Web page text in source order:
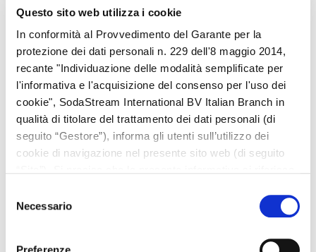
Questo sito web utilizza i cookie
In conformità al Provvedimento del Garante per la
protezione dei dati personali n. 229 dell'8 maggio 2014,
recante "Individuazione delle modalità semplificate per
l'informativa e l'acquisizione del consenso per l'uso dei
cookie", SodaStream International BV Italian Branch in
qualità di titolare del trattamento dei dati personali (di
seguito “Gestore”), informa gli utenti sull’utilizzo dei
cookie di navigazione nel presente sito web (di seguito
eventualmente raggiungibili dall’Utente mediante link in
delNecessario
Preferenze
SOURCE, POWER e PLAY
Non compatibile con i gasatori SodaStream Crystal,
SodaStream Jet e WASSERMAXX
Lavabili in Lavastoviglie
Design Accattivante
Riutilizzabili
CARATTERISTICHE
Il tappo possiede una guarnizione isolante in gomma che
permette alla bottiglia di conservare la bevanda gassata per
molto tempo. La bottiglia è completamente riciclabile.
AVVERTENZE
Maggiori dettagli +
Perchè SodaStream?
Acqua
Riduci il